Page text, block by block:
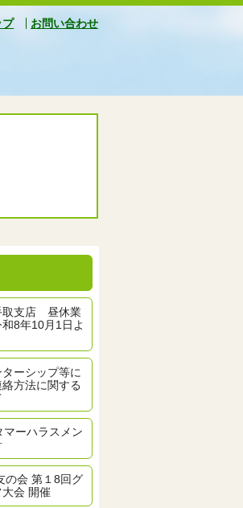
プ お問い合わせ
取支店 昼休業
8年10月1日よ
ーシップ等に
方法に関する
ーハラスメン
の会 第１8回グ
会 開催